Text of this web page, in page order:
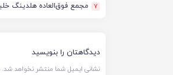
7 مجمع فوق‌العاده هلدینگ خلیج فارس با حضور
دیدگاهتان را بنویسید
نشانی ایمیل شما منتشر نخواهد شد.